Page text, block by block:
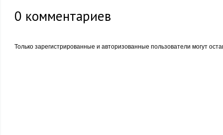
0 комментариев
Только зарегистрированные и авторизованные пользователи могут